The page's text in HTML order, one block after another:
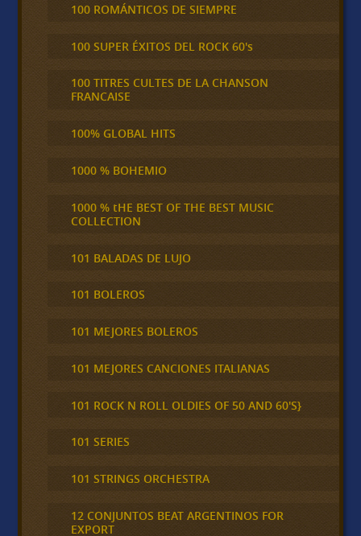
100 ROMÁNTICOS DE SIEMPRE
100 SUPER ÉXITOS DEL ROCK 60's
100 TITRES CULTES DE LA CHANSON
FRANCAISE
100% GLOBAL HITS
1000 % BOHEMIO
1000 % tHE BEST OF THE BEST MUSIC
COLLECTION
101 BALADAS DE LUJO
101 BOLEROS
101 MEJORES BOLEROS
101 MEJORES CANCIONES ITALIANAS
101 ROCK N ROLL OLDIES OF 50 AND 60'S}
101 SERIES
101 STRINGS ORCHESTRA
12 CONJUNTOS BEAT ARGENTINOS FOR
EXPORT